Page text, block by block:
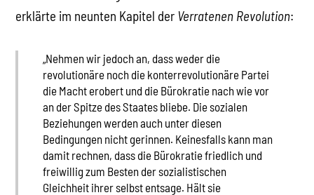
erklärte im neunten Kapitel der Verratenen Revolution:
„Nehmen wir jedoch an, dass weder die
revolutionäre noch die konterrevolutionäre Partei
die Macht erobert und die Bürokratie nach wie vor
an der Spitze des Staates bliebe. Die sozialen
Beziehungen werden auch unter diesen
Bedingungen nicht gerinnen. Keinesfalls kann man
damit rechnen, dass die Bürokratie friedlich und
freiwillig zum Besten der sozialistischen
Gleichheit ihrer selbst entsage. Hält sie